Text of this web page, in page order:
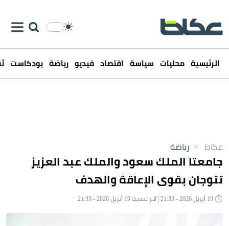
الرئيسية محليات سياسة اقتصاد فيديو رياضة بودكاست
عكاظ > رياضة
جامعتا الملك سعود والملك عبد العزيز
تتوجان بقوى الإعاقة والهدف